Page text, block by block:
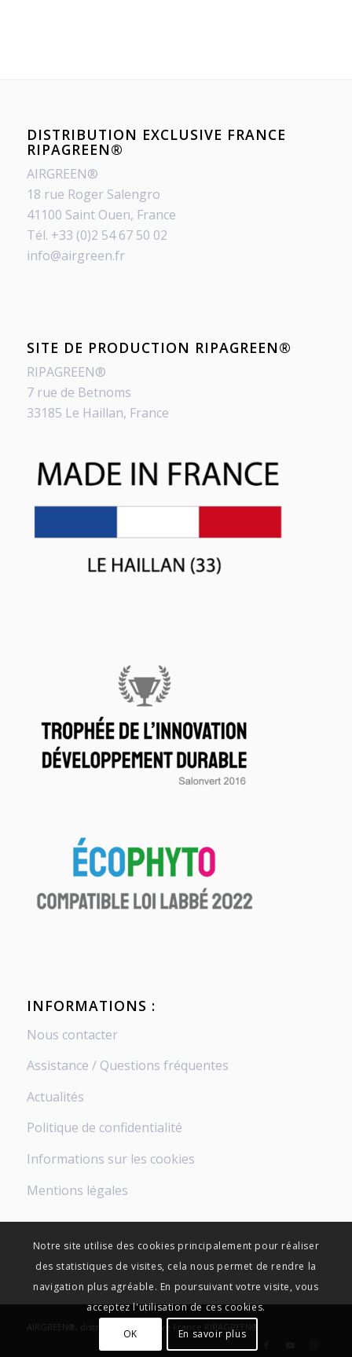
DISTRIBUTION EXCLUSIVE FRANCE
RIPAGREEN®
AIRGREEN®
18 rue Roger Salengro
41100 Saint Ouen, France
Tél. +33 (0)2 54 67 50 02
info@airgreen.fr
SITE DE PRODUCTION RIPAGREEN®
RIPAGREEN®
7 rue de Betnoms
33185 Le Haillan, France
INFORMATIONS :
Nous contacter
Assistance / Questions fréquentes
Actualités
Politique de confidentialité
Informations sur les cookies
Mentions légales
AIRGREEN®, distribution exclusive France RIPAGREEN®
Notre site utilise des cookies principalement pour réaliser
des statistiques de visites, cela nous permet de rendre la
navigation plus agréable. En poursuivant votre visite, vous
acceptez l'utilisation de ces cookies.
OK En savoir plus